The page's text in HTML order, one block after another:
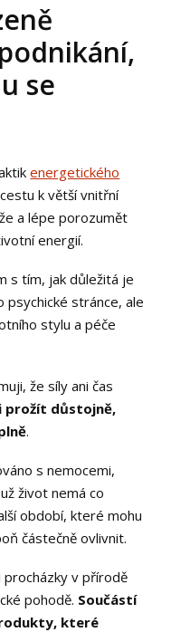
se
energetického
k větší vnitřní
a lépe porozumět
energií.
s tím, jak důležitá je
psychické stránce, ale
stylu a péče
že síly ani čas
prožít důstojně,
.
s nemocemi,
život nemá co
období, které mohu
částečně ovlivnit.
procházky v přírodě
pohodě. Součástí
které